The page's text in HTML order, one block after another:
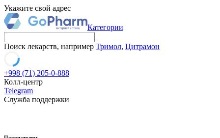
Укажите свой адрес
Категории
Поиск лекарств, например Тримол, Цитрамон
+998 (71) 205-0-888
Колл-центр
Telegram
Служба поддержки